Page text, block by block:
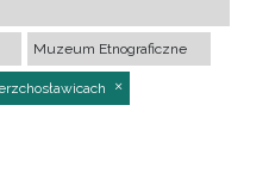
Muzeum Etnograficzne